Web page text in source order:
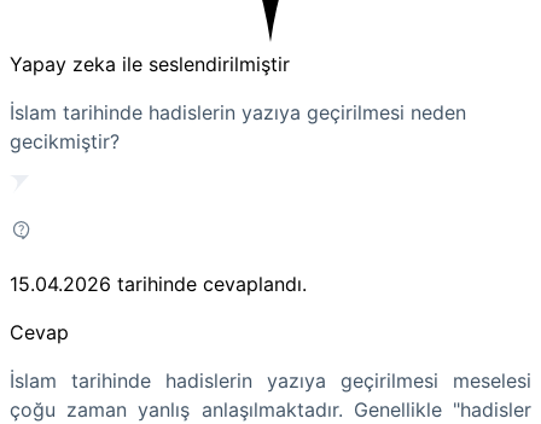
Yapay zeka ile seslendirilmiştir
İslam tarihinde hadislerin yazıya geçirilmesi neden
gecikmiştir?
15.04.2026 tarihinde cevaplandı.
Cevap
İslam tarihinde hadislerin yazıya geçirilmesi meselesi
çoğu zaman yanlış anlaşılmaktadır. Genellikle "hadisler